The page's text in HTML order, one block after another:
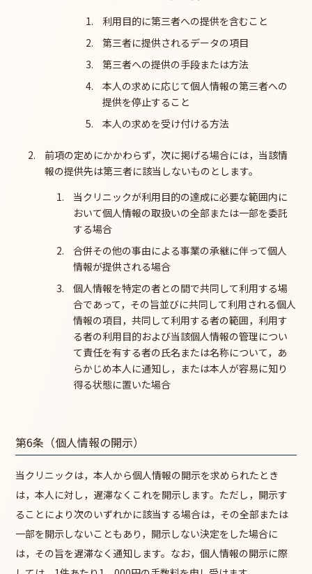
利用目的に第三者への提供を含むこと
第三者に提供されるデータの項目
第三者への提供の手段または方法
本人の求めに応じて個人情報の第三者への
提供を停止すること
本人の求めを受け付ける方法
前項の定めにかかわらず，次に掲げる場合には，当該情
報の提供先は第三者に該当しないものとします。
当クリニックが利用目的の達成に必要な範囲内に
おいて個人情報の取扱いの全部または一部を委託
する場合
合併その他の事由による事業の承継に伴って個人
情報が提供される場合
個人情報を特定の者との間で共同して利用する場
合であって，その旨並びに共同して利用される個人
情報の項目，共同して利用する者の範囲，利用す
る者の利用目的および当該個人情報の管理につい
て責任を有する者の氏名または名称について，あ
らかじめ本人に通知し，または本人が容易に知り
得る状態に置いた場合
第6条（個人情報の開示）
当クリニックは，本人から個人情報の開示を求められたとき
は，本人に対し，遅滞なくこれを開示します。ただし，開示す
ることにより次のいずれかに該当する場合は，その全部または
一部を開示しないこともあり，開示しない決定をした場合に
は，その旨を遅滞なく通知します。なお，個人情報の開示に際